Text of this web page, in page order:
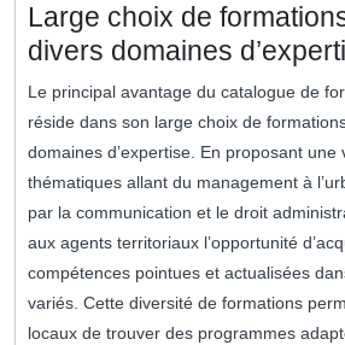
Large choix de
divers domaines
Le principal avantage du catalogue de
réside dans son large choix de
domaines d’expertise. En proposant une
thématiques allant du management à
par la communication et le droit
aux agents territoriaux l’opportunité
compétences pointues et actualisées
variés. Cette diversité de formations
locaux de trouver des programmes